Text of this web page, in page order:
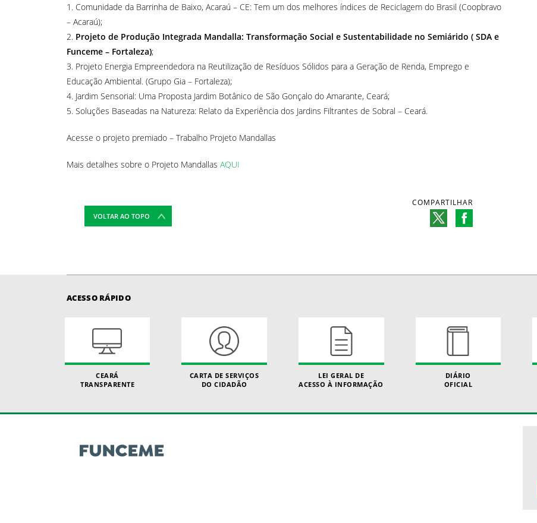
1. Comunidade da Barrinha de Baixo, Acaraú – CE: Tem um dos melhores índices de Reciclagem do Brasil (Coopbravo
– Acaraú);
2. Projeto de Produção Integrada Mandalla: Transformação Social e Sustentabilidade no Semiárido ( SDA e
Funceme – Fortaleza);
3. Projeto Energia Empreendedora na Reutilização de Resíduos Sólidos para a Geração de Renda, Emprego e
Educação Ambiental. (Grupo Gia – Fortaleza);
4. Jardim Sensorial: Uma Proposta Jardim Botânico de São Gonçalo do Amarante, Ceará;
5. Soluções Baseadas na Natureza: Relato da Experiência dos Jardins Filtrantes de Sobral – Ceará.
Acesse o projeto premiado – Trabalho Projeto Mandallas
Mais detalhes sobre o Projeto Mandallas AQUI
VOLTAR AO TOPO
COMPARTILHAR
ACESSO RÁPIDO
CEARÁ
TRANSPARENTE
CARTA DE SERVIÇOS
DO CIDADÃO
LEI GERAL DE
ACESSO À INFORMAÇÃO
DIÁRIO
OFICIAL